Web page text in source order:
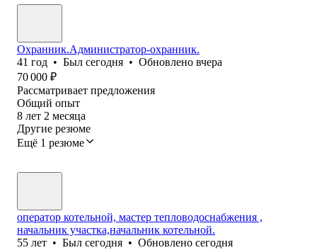
Охранник.Администратор-охранник.
41 год • Был сегодня • Обновлено вчера
70 000 ₽
Рассматривает предложения
Общий опыт
8 лет 2 месяца
Другие резюме
Ещё 1 резюме
оператор котельной, мастер тепловодоснабжения ,
начальник участка,начальник котельной.
55 лет • Был сегодня • Обновлено сегодня